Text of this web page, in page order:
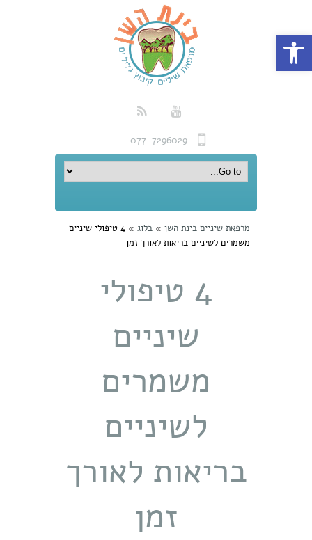
פתח סרגל נגישות
077-7296029
מרפאת שיניים בינת השן » בלוג »
4 טיפולי שיניים
משמרים לשיניים בריאות לאורך זמן
4 טיפולי
שיניים
משמרים
לשיניים
בריאות לאורך
זמן